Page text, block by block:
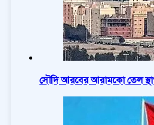
সৌদি আরবের আরামকো তেল